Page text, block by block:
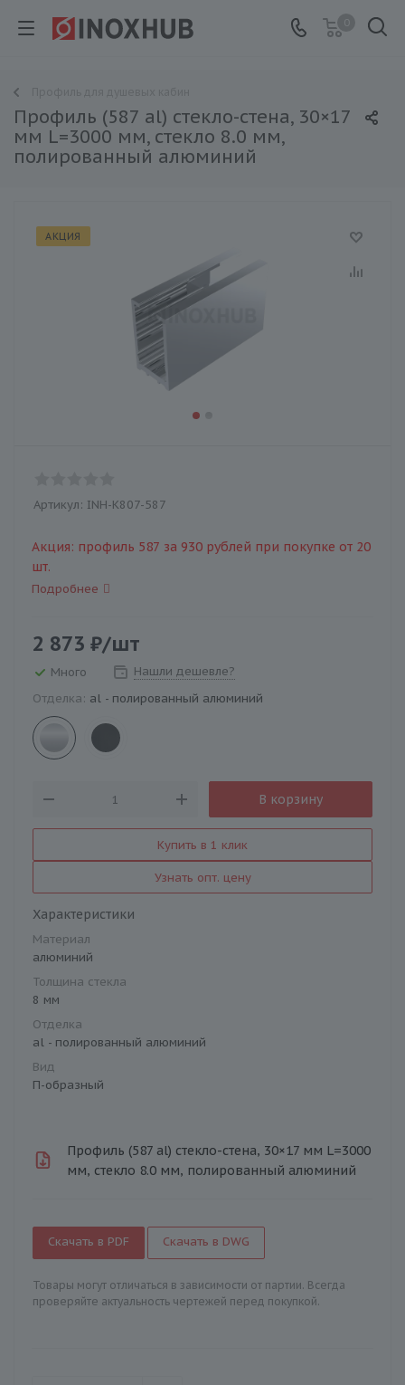
0
Профиль (587 al) стекло-стена, 30×17
мм L=3000 мм, стекло 8.0 мм,
полированный алюминий
АКЦИЯ
Артикул: INH-K807-587
Акция: профиль 587 за 930 рублей при покупке от 20
шт.
Подробнее
2 873 ₽/шт
Много
Нашли дешевле?
Отделка: al - полированный алюминий
В корзину
Купить в 1 клик
Узнать опт. цену
Характеристики
Материал
алюминий
Толщина стекла
8 мм
Отделка
al - полированный алюминий
Вид
П-образный
Профиль (587 al) стекло-стена, 30×17 мм L=3000
мм, стекло 8.0 мм, полированный алюминий
Скачать в PDF Скачать в DWG
Товары могут отличаться в зависимости от партии. Всегда
проверяйте актуальность чертежей перед покупкой.